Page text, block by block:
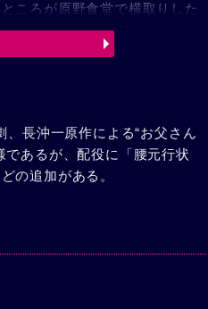
ころが原野食堂で横取りした
玩具持逃げ犯人は原野と判っ
した浜三が大学を受験せず、
、長沖一原作による“お父さん
あるが、配役に「腰元行状
の追加がある。